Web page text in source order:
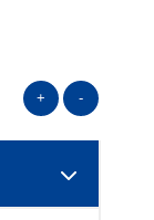
+ -